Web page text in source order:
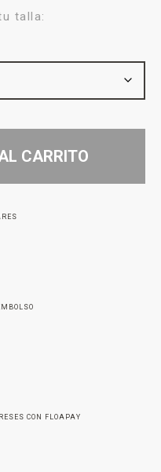
talla:
CARRITO
CON FLOAPAY